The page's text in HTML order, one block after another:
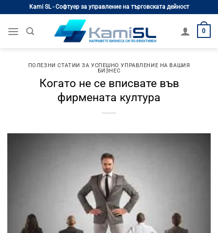
content
Kami SL - Софтуер за управление на търговската дейност
0
ПОЛЕЗНИ СТАТИИ ЗА УСПЕШНО УПРАВЛЕНИЕ НА ВАШИЯ
БИЗНЕС
Когато не се вписвате във
фирмената култура